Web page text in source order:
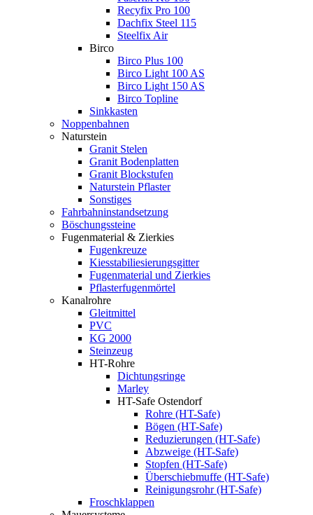
Recyfix Pro 100
Dachfix Steel 115
Steelfix Air
Birco
Birco Plus 100
Birco Light 100 AS
Birco Light 150 AS
Birco Topline
Sinkkasten
Noppenbahnen
Naturstein
Granit Stelen
Granit Bodenplatten
Granit Blockstufen
Naturstein Pflaster
Sonstiges
Fahrbahninstandsetzung
Böschungssteine
Fugenmaterial & Zierkies
Fugenkreuze
Kiesstabiliesierungsgitter
Fugenmaterial und Zierkies
Pflasterfugenmörtel
Kanalrohre
Gleitmittel
PVC
KG 2000
Steinzeug
HT-Rohre
Dichtungsringe
Marley
HT-Safe Ostendorf
Rohre (HT-Safe)
Bögen (HT-Safe)
Reduzierungen (HT-Safe)
Abzweige (HT-Safe)
Stopfen (HT-Safe)
Überschiebmuffe (HT-Safe)
Reinigungsrohr (HT-Safe)
Froschklappen